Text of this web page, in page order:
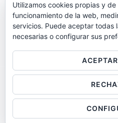
+34 – 643
© 2026 Pintores en
Utilizamos cookies propias y
funcionamiento de la web,
servicios. Puede aceptar todas
necesarias o configurar sus